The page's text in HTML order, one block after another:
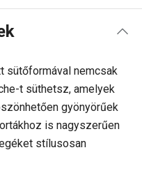
sütőformával nemcsak
t süthetsz, amelyek
gyönyörűek
is nagyszerűen
stílusosan